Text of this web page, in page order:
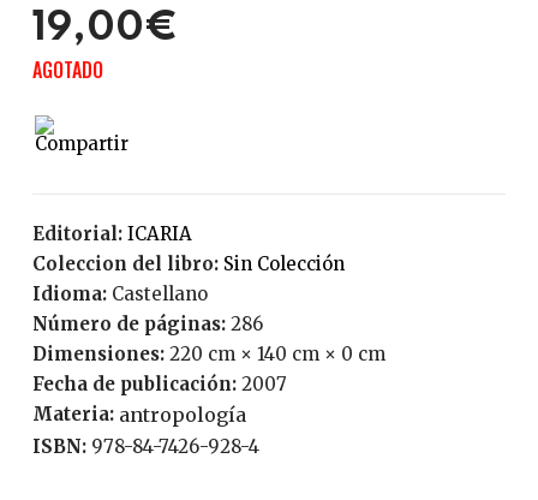
19,00€
AGOTADO
Editorial: ICARIA
Coleccion del libro:
Sin Colección
Idioma:
Castellano
Número de páginas:
286
Dimensiones: 220 cm × 140 cm × 0 cm
Fecha de publicación:
2007
Materia: antropología
ISBN: 978-84-7426-928-4